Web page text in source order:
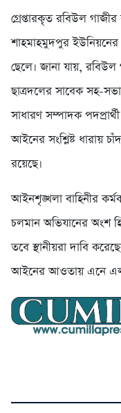
গ্রেপ্তারকৃত রবিউল
শাহমাহমুদপুর
ছেলে। জানা যায়,
ছাত্রদলের সাবেক সহ-
সাধারণ সম্পাদক
আইনের সংশ্লিষ্ট ধারায়
রয়েছে।
আইনশৃঙ্খলা বাহিনীর
চলমান অভিযানের অংশ
তবে স্থানীয়রা দাবি
আইনের আওতায় এনে